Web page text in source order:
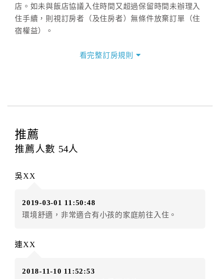
店。如未與飯店協議入住時間又超過保留時間未辦理入
住手續，則視訂房者（及住房者）無條件放棄訂單（住
宿權益）。
四、訂單異動
提出申辦不得異動訂單。
每筆訂單異動限定
辦理取消退款。
房者應補足差額。（限原訂飯店）
房者不得要求退其差額。（限原訂飯店）
額3個月
．訂房者使用「保留住宿金額」時，請注意！為避免飯
看完整訂房規則
推薦
推薦人數 54人
吳XX
2019-03-01 11:50:48
環境舒適，非常適合有小孩的家庭前往入住。
連XX
2018-11-10 11:52:53